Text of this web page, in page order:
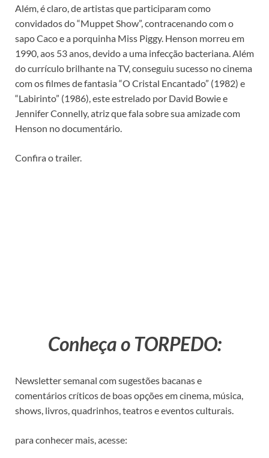
Além, é claro, de artistas que participaram como
convidados do “Muppet Show”, contracenando com o
sapo Caco e a porquinha Miss Piggy. Henson morreu em
1990, aos 53 anos, devido a uma infecção bacteriana. Além
do currículo brilhante na TV, conseguiu sucesso no cinema
com os filmes de fantasia “O Cristal Encantado” (1982) e
“Labirinto” (1986), este estrelado por David Bowie e
Jennifer Connelly, atriz que fala sobre sua amizade com
Henson no documentário.
Confira o trailer.
Conheça o TORPEDO:
Newsletter semanal com sugestões bacanas e
comentários críticos de boas opções em cinema, música,
shows, livros, quadrinhos, teatros e eventos culturais.
para conhecer mais, acesse: